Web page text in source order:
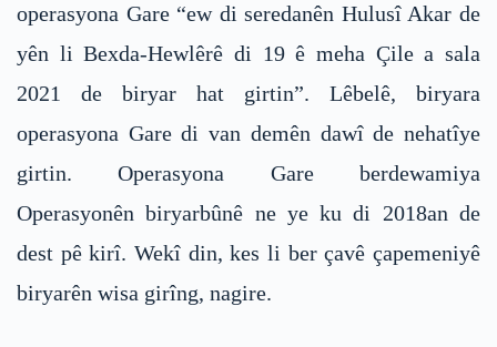
operasyona Gare “ew di seredanên Hulusî Akar de
yên li Bexda-Hewlêrê di 19 ê meha Çile a sala
2021 de biryar hat girtin”. Lêbelê, biryara
operasyona Gare di van demên dawî de nehatîye
girtin. Operasyona Gare berdewamiya
Operasyonên biryarbûnê ne ye ku di 2018an de
dest pê kirî. Wekî din, kes li ber çavê çapemeniyê
biryarên wisa girîng, nagire.